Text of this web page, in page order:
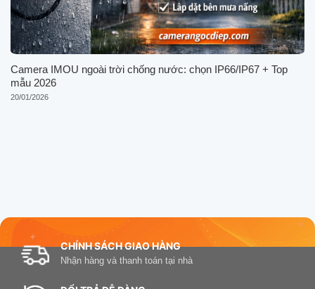
Camera IMOU ngoài trời chống nước: chọn IP66/IP67 + Top
mẫu 2026
20/01/2026
CHÍNH SÁCH GIAO HÀNG
Nhận hàng và thanh toán tại nhà